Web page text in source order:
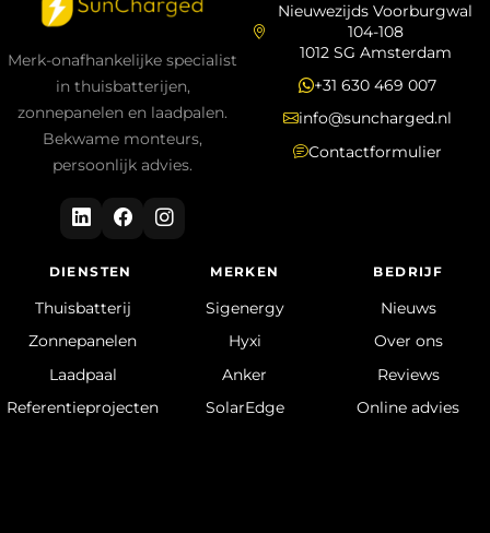
Merk-onafhankelijke specialist
in thuisbatterijen,
zonnepanelen en laadpalen.
Bekwame monteurs,
persoonlijk advies.
Nieuwezijds Voorburgwal
104-108
1012 SG Amsterdam
+31 630 469 007
info@suncharged.nl
Contactformulier
DIENSTEN
Thuisbatterij
Zonnepanelen
Laadpaal
Referentieprojecten
MERKEN
Sigenergy
Hyxi
Anker
SolarEdge
BEDRIJF
Nieuws
Over ons
Reviews
Online advies